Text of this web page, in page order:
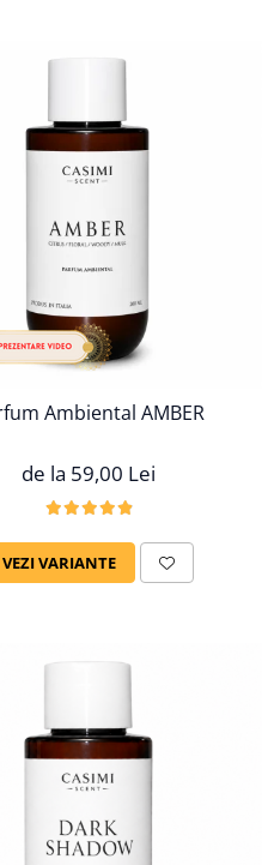
Ambiental AMBER
de la 59,00 Lei
VEZI VARIANTE